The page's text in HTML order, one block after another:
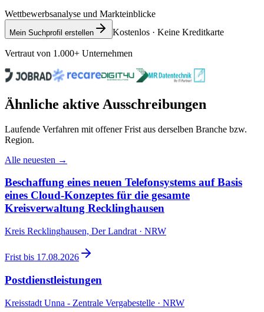
Wettbewerbsanalyse und Markteinblicke
Mein Suchprofil erstellen Kostenlos · Keine Kreditkarte
Vertraut von 1.000+ Unternehmen
Ähnliche aktive Ausschreibungen
Laufende Verfahren mit offener Frist aus derselben Branche bzw.
Region.
Alle neuesten →
Beschaffung eines neuen Telefonsystems auf Basis
eines Cloud-Konzeptes für die gesamte
Kreisverwaltung Recklinghausen
Kreis Recklinghausen, Der Landrat · NRW
Frist bis 17.08.2026
Postdienstleistungen
Kreisstadt Unna - Zentrale Vergabestelle · NRW